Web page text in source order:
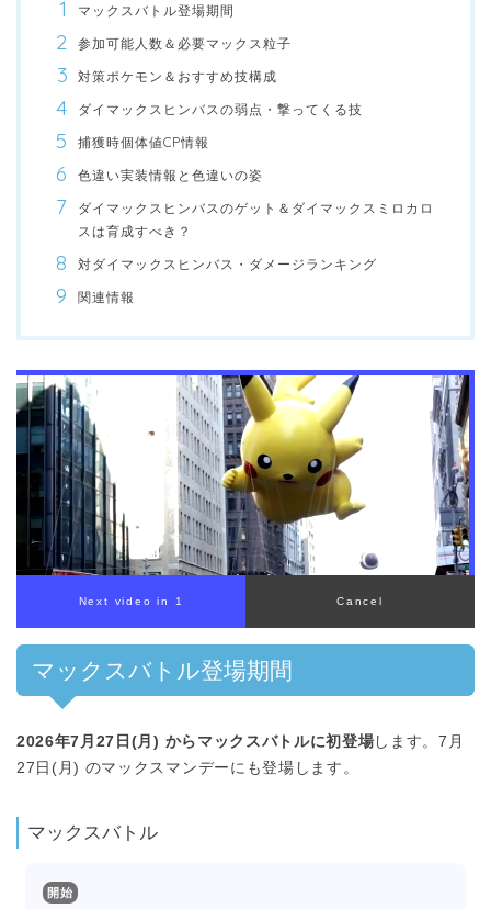
マックスバトル登場期間
参加可能人数＆必要マックス粒子
対策ポケモン＆おすすめ技構成
ダイマックスヒンバスの弱点・撃ってくる技
捕獲時個体値CP情報
色違い実装情報と色違いの姿
ダイマックスヒンバスのゲット＆ダイマックスミロカロ
スは育成すべき？
対ダイマックスヒンバス・ダメージランキング
関連情報
マックスバトル登場期間
2026年7月27日(月) からマックスバトルに初登場 します。7月
27日(月) のマックスマンデーにも登場します。
マックスバトル
開始